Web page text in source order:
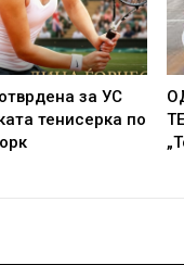
за УС
тенисерка по